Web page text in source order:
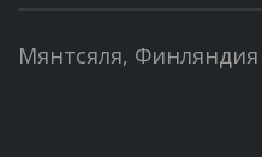
Мянтсяля, Финляндия